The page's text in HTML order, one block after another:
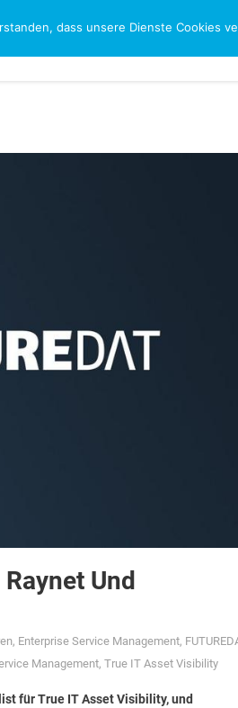
Und
, Enterprise Service Management,
Management, True IT Asset Visibility
für True IT Asset Visibility, und
dass unsere Dienste Cookies